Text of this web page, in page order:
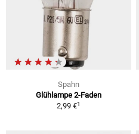
Spahn
Glühlampe 2-Faden
2,99 €1